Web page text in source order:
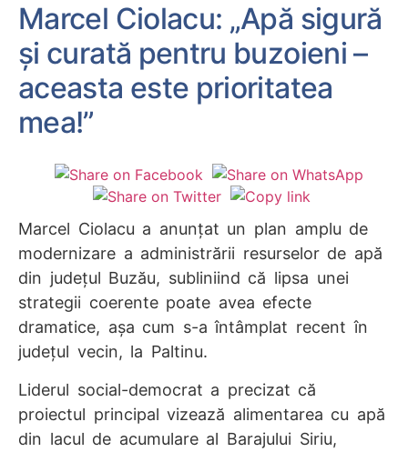
Marcel Ciolacu: „Apă sigură
și curată pentru buzoieni –
aceasta este prioritatea
mea!”
Marcel Ciolacu a anunțat un plan amplu de
modernizare a administrării resurselor de apă
din județul Buzău, subliniind că lipsa unei
strategii coerente poate avea efecte
dramatice, așa cum s-a întâmplat recent în
județul vecin, la Paltinu.
Liderul social-democrat a precizat că
proiectul principal vizează alimentarea cu apă
din lacul de acumulare al Barajului Siriu,